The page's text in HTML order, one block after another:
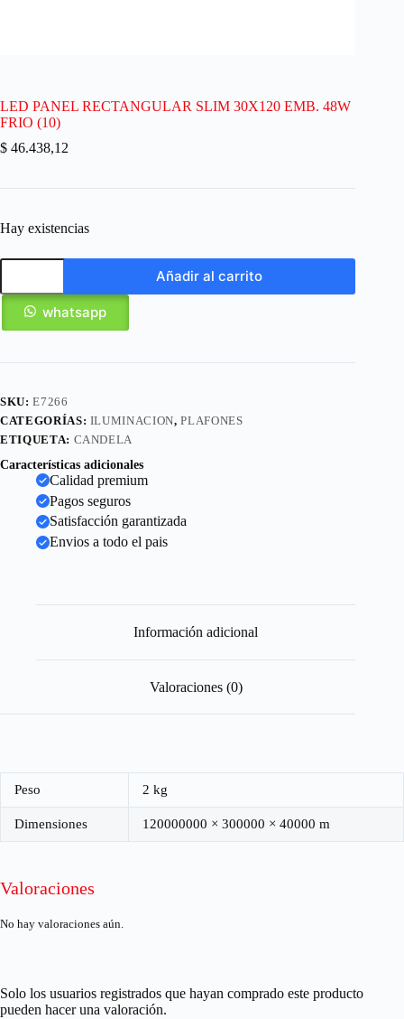
LED PANEL RECTANGULAR SLIM 30X120 EMB. 48W
FRIO (10)
$ 46.438,12
Hay existencias
Añadir al carrito
whatsapp
SKU:E7266
CATEGORÍAS: ILUMINACION,PLAFONES
ETIQUETA: CANDELA
Características adicionales
Calidad premium
Pagos seguros
Satisfacción garantizada
Envios a todo el pais
Información adicional
Valoraciones (0)
Peso 2 kg
Dimensiones 120000000 × 300000 × 40000 m
Valoraciones
No hay valoraciones aún.
Solo los usuarios registrados que hayan comprado este producto
pueden hacer una valoración.